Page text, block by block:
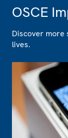
OSCE
Discover more
lives.